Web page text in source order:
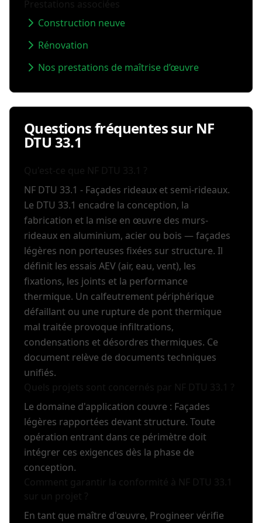
Construction neuve
Rénovation
Nos prestations de maîtrise d’œuvre
Questions fréquentes sur NF
DTU 33.1
NF DTU 33.1 - Façades rideaux et semi-rideaux.
Le DTU 33.1 encadre la conception, la
fabrication et la mise en œuvre des murs-
rideaux en aluminium, acier ou bois — façades
légères non porteuses fixées sur structure. Il
définit les essais AEV (air, eau, vent), les
fixations, les joints et la performance
thermique. Un calfeutrement périphérique
défaillant ou une rupture de pont thermique
mal traitée provoque infiltrations,
condensations et désordres thermiques. Ce
document relève de documents techniques
unifiés.
Le domaine d'application couvre : Façades
légères rapportées devant structure. Toute
opération entrant dans ce périmètre doit
intégrer ces exigences dès la phase de
conception.
En tant que maître d'œuvre, Progineer vérifie